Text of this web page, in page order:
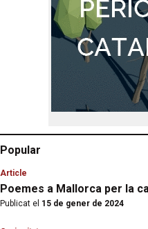
Popular
Article
Poemes a Mallorca per la
Publicat el 15 de gener de 2024